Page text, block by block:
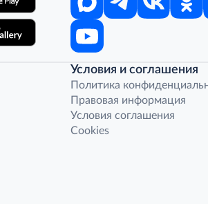
Условия и соглашения
Политика
Правовая информация
Условия соглашения
Cookies